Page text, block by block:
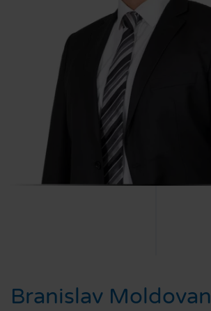
Branislav Moldovan